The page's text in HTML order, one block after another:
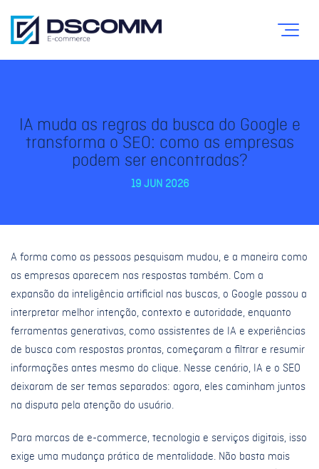
IA muda as regras da busca do Google e
transforma o SEO: como as empresas
podem ser encontradas?
19 JUN 2026
A forma como as pessoas pesquisam mudou, e a maneira como
as empresas aparecem nas respostas também. Com a
expansão da inteligência artificial nas buscas, o Google passou a
interpretar melhor intenção, contexto e autoridade, enquanto
ferramentas generativas, como assistentes de IA e experiências
de busca com respostas prontas, começaram a filtrar e resumir
informações antes mesmo do clique. Nesse cenário, IA e o SEO
deixaram de ser temas separados: agora, eles caminham juntos
na disputa pela atenção do usuário.
Para marcas de e-commerce, tecnologia e serviços digitais, isso
exige uma mudança prática de mentalidade. Não basta mais